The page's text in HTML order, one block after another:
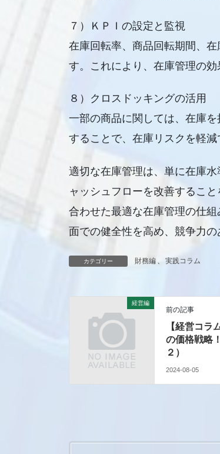
７）ＫＰＩの設定と監視
在庫回転率、商品回転期間、
す。これにより、在庫管理の
８）クロスドッキングの活用
一部の商品に関しては、在庫
することで、在庫リスクを軽減
適切な在庫管理は、単に在庫
ャッシュフローを改善するこ
合わせた最適な在庫管理の仕
面での健全性を高め、競争力の
カテゴリー 財務編 、 実践コラム
経営編
前の記事
【経営コラ
の価格戦略
２）
2024-08-05